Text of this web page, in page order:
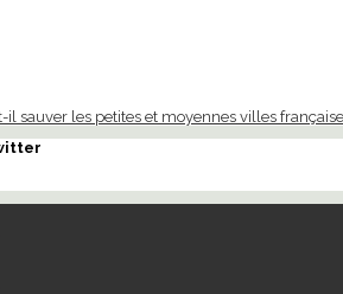
il sauver les petites et moyennes villes